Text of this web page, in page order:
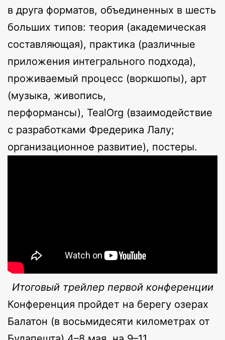
в друга форматов, объединенных в шесть
больших типов: теория (академическая
составляющая), практика (различные
приложения интегрального подхода),
проживаемый процесс (воркшопы), арт
(музыка, живопись,
перформансы), TealOrg (взаимодействие
с разработками Фредерика Лалу;
организационное развитие), постеры.
Итоговый трейлер первой конференции
Конференция пройдет на берегу озерах
Балатон (в восьмидесяти километрах от